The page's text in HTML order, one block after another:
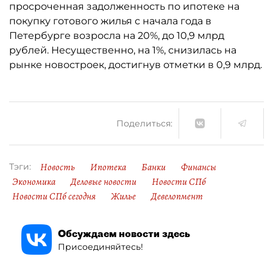
просроченная задолженность по ипотеке на
покупку готового жилья с начала года в
Петербурге возросла на 20%, до 10,9 млрд
рублей. Несущественно, на 1%, снизилась на
рынке новостроек, достигнув отметки в 0,9 млрд.
Поделиться:
Тэги: Новость Ипотека Банки
Финансы
Экономика
Деловые новости
Новости СПб
Новости СПб сегодня
Жилье Девелопмент
Обсуждаем новости здесь
Присоединяйтесь!